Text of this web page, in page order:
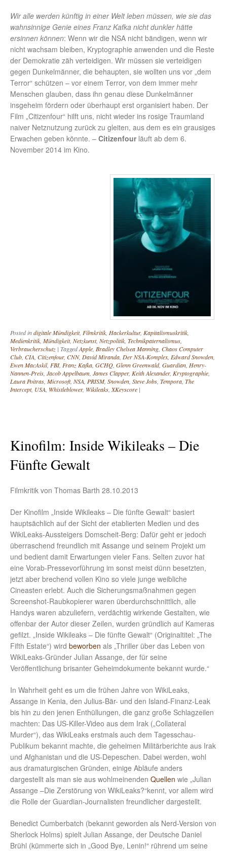
Wir alle werden künftig in einer Welt leben müssen, wie sie das
wahnsinnige Genie eines Franz Kafka nicht dunkler hätte
ersinnen können: Wenn wir die NSA nicht bändigen, wenn wir
nicht wachsam bleiben, Kryptographie anwenden und die Reste
der Demokratie zäh verteidigen. Wir müssen sie verteidigen
gegen Dunkelmänner, die behaupten, sie wollten uns vor „dem
Terror“ schützen – vor einem Terror, von dem immer mehr
Menschen glauben, dass ihn genau diese Dunkelmänner
insgeheim fördern oder überhaupt erst organisiert haben. Der
Film „Citizenfour“ hilft uns, nicht wieder ins rosige Traumland
naiver Netznutzung zurück zu gleiten, aus dem es ein grausiges
Erwachen geben könnte. – Citizenfour läuft ab dem 6.
November 2014 im Kino.
Posted indigitale Mündigkeit, Filmkritik, Hackerkultur, Kapitalismuskritik,
Medienkritik, Mündigkeit, Netzkunst, Netzpolitik, Technikpaternalismus,
Verbraucherschutz | TaggedApple, Bradley Chelsea Manning, Chaos Computer
Club, CIA, Citizenfour, CNN, David Miranda, Der NSA-Komplex, Edward Snowden,
Ewen MacAskil, FBI, Franz Kafka, GCHQ, Glenn Greenwald, Guardian, Henry-
Nannen-Preis, Jacob Appelbaum, James Clapper, Keith Alexander, Kryptographie,
Laura Poitras, Microsoft, NSA, PRISM, Snowden, Steve Jobs, Tempora, The
Intercept, USA, Whistleblower, Wikileaks, XKeyscore |
Kinofilm: Inside Wikileaks – Die
Fünfte Gewalt
Filmkritik von Thomas Barth 28.10.2013
Der Kinofilm „Inside Wikileaks – Die fünfte Gewalt“ basiert
hauptsächlich auf der Sicht der etablierten Medien und des
WikiLeaks-Aussteigers Domscheit-Berg: Dafür geht er jedoch
überraschend freundlich mit Assange und seinem Projekt um
und bedient damit Erwartungen vieler Fans. Selten zuvor hat
eine Vorab-Pressevorführung im sonst meist dünn besetzten,
jetzt aber brechend vollen Kino so viele junge weibliche
Cineasten erlebt. Auch die Sicherungsmaßnahmen gegen
Screenshot-Raubkopierer waren überdurchschnittlich, alle
Handys waren abzuliefern, verdächtig wirkende Gestalten, wie
offenbar der Autor dieser Zeilen, wurden gründlich auf Kameras
gefilzt. „Inside Wikileaks – Die fünfte Gewalt“ (Originaltitel: „The
Fifth Estate“) wird beworben als „Thriller über das Leben von
WikiLeaks-Gründer Julian Assange, der für seine
Veröffentlichung brisanter Geheimdokumente bekannt wurde.“
In Wahrheit geht es um die frühen Jahre von WikiLeaks,
Assange in Kenia, den Julius-Bär- und den Island-Finanz-Leak
bis hin zu den jenen Enthüllungen, die ganz große Schlagzeilen
machten: Das US-Killer-Video aus dem Irak („Collateral
Murder“), das WikiLeaks erstmals auch dem Tagesschau-
Publikum bekannt machte, die geheimen Militärberichte aus Irak
und Afghanistan und die US-Depeschen. Dabei werden, wohl
aus dramaturgischen Gründen, einige Abläufe anders
dargestellt als man sie aus wohlmeinenden Quellen wie „Julian
Assange –Die Zerstörung von WikiLeaks?“kennt, vor allem wird
die Rolle der Guardian-Journalisten freundlicher dargestellt.
Benedict Cumberbatch (bekannt geworden als Nerd-Version von
Sherlock Holms) spielt Julian Assange, der Deutsche Daniel
Brühl (kümmerte sich in „Good Bye, Lenin!“ rührend um seine